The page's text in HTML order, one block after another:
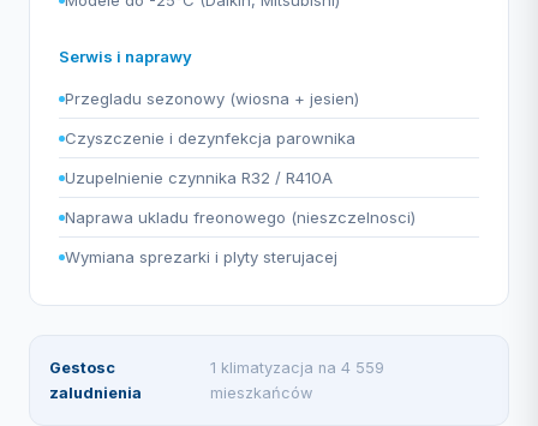
Serwis i naprawy
Przegladu sezonowy (wiosna + jesien)
Czyszczenie i dezynfekcja parownika
Uzupelnienie czynnika R32 / R410A
Naprawa ukladu freonowego (nieszczelnosci)
Wymiana sprezarki i plyty sterujacej
Gestosc
zaludnienia
1 klimatyzacja na 4 559
mieszkańców